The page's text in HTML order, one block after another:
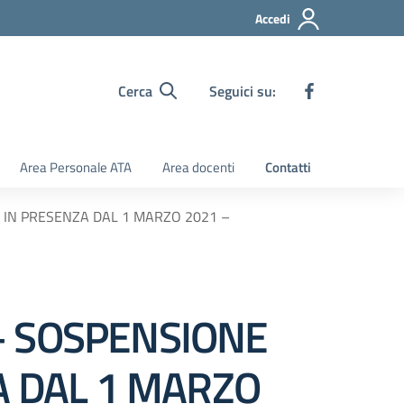
Accedi
Cerca Seguici su:
Area Personale ATA Area docenti Contatti
PRESENZA DAL 1 MARZO 2021 –
DAL 1 MARZO